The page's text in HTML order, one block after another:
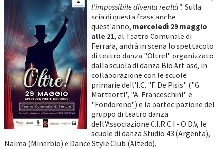
l'impossibile diventa realtà". Sulla
scia di questa frase anche
quest'anno, mercoledì 29 maggio
alle 21, al Teatro Comunale di
Ferrara, andrà in scena lo spettacolo
di teatro danza "Oltre!" organizzato
dalla scuola di danza Bio Art asd, in
collaborazione con le scuole
primarie dell'I.C. "F. De Pisis" ("G.
Matteotti", "A. Franceschini" e
"Fondoreno") e la partecipazione del
gruppo di teatro danza
dell'Associazione C.I.R.C.I - O.D.V, le
scuole di danza Studio 43 (Argenta),
Naima (Minerbio) e Dance Style Club (Altedo).